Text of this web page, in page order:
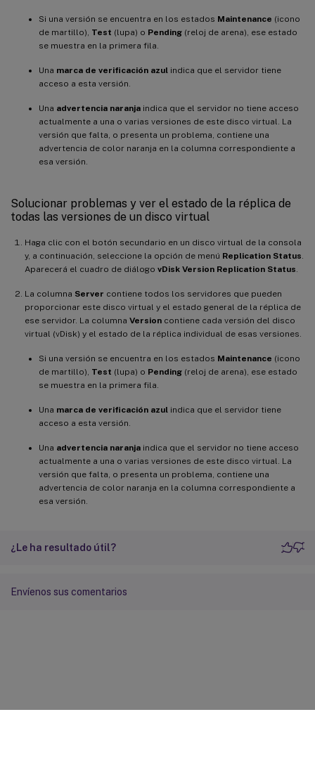
Si una versión se encuentra en los estados Maintenance (icono
de martillo), Test (lupa) o Pending (reloj de arena), ese estado
se muestra en la primera fila.
Una marca de verificación azul indica que el servidor tiene
acceso a esta versión.
Una advertencia naranja indica que el servidor no tiene acceso
actualmente a una o varias versiones de este disco virtual. La
versión que falta, o presenta un problema, contiene una
advertencia de color naranja en la columna correspondiente a
esa versión.
Solucionar problemas y ver el estado de la réplica de
todas las versiones de un disco virtual
Haga clic con el botón secundario en un disco virtual de la consola
y, a continuación, seleccione la opción de menú Replication Status.
Aparecerá el cuadro de diálogo vDisk Version Replication Status.
La columna Server contiene todos los servidores que pueden
proporcionar este disco virtual y el estado general de la réplica de
ese servidor. La columna Version contiene cada versión del disco
virtual (vDisk) y el estado de la réplica individual de esas versiones.
Si una versión se encuentra en los estados Maintenance (icono
de martillo), Test (lupa) o Pending (reloj de arena), ese estado
se muestra en la primera fila.
Una marca de verificación azul indica que el servidor tiene
acceso a esta versión.
Una advertencia naranja indica que el servidor no tiene acceso
actualmente a una o varias versiones de este disco virtual. La
versión que falta, o presenta un problema, contiene una
advertencia de color naranja en la columna correspondiente a
esa versión.
¿Le ha resultado útil?
Envíenos sus comentarios